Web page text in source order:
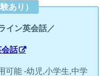
あり）
イン英会話／
話
可能 -幼児,小学生,中学